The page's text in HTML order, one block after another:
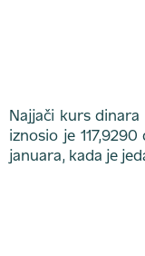
Najjači kurs dinara
iznosio je
januara, kada je